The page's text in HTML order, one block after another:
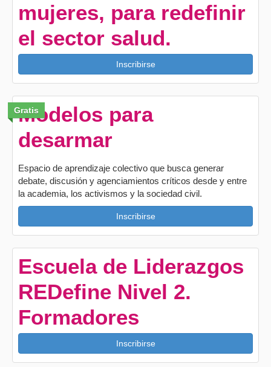
mujeres, para redefinir
el sector salud.
Inscribirse
Gratis
Modelos para
desarmar
Espacio de aprendizaje colectivo que busca generar
debate, discusión y agenciamientos críticos desde y entre
la academia, los activismos y la sociedad civil.
Inscribirse
Escuela de Liderazgos
REDefine Nivel 2.
Formadores
Inscribirse